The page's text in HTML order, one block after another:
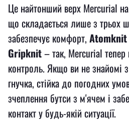
Це найтонший верх Mercurial
що складається лише з трьох
забезпечує комфорт, Atomknit
Gripknit– так, Mercurial
контроль. Якщо ви не знайомі з
гнучка, стійка до погодних
зчеплення бутси з м'ячем і
контакт у будь-якій ситуації.